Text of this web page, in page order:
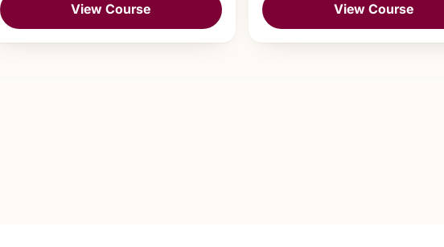
View Course View Course